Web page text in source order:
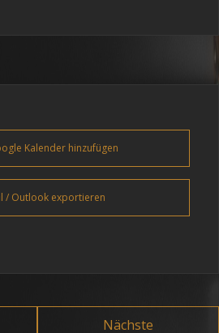
Kalender hinzufügen
/ Outlook exportieren
Nächste